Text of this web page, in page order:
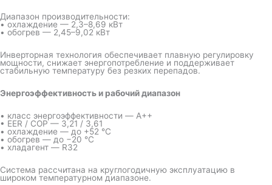
Диапазон производительности:
• охлаждение — 2,3–8,69 кВт
• обогрев — 2,45–9,02 кВт
Инверторная технология обеспечивает плавную регулировку
мощности, снижает энергопотребление и поддерживает
стабильную температуру без резких перепадов.
Энергоэффективность и рабочий диапазон
• класс энергоэффективности — A++
• EER / COP — 3,21 / 3,61
• охлаждение — до +52 °C
• обогрев — до −20 °C
• хладагент — R32
Система рассчитана на круглогодичную эксплуатацию в
широком температурном диапазоне.